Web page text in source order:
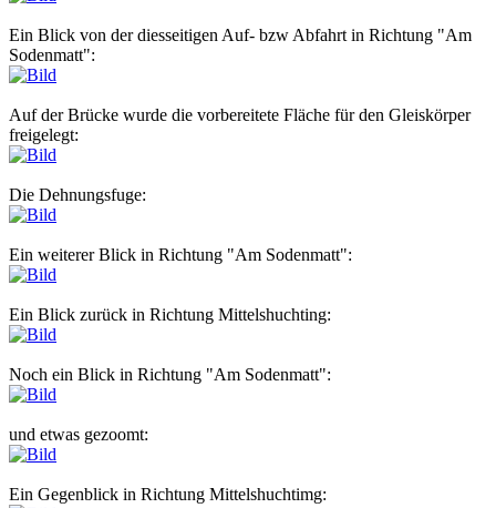
Ein Blick von der diesseitigen Auf- bzw Abfahrt in Richtung "Am
Sodenmatt":
Auf der Brücke wurde die vorbereitete Fläche für den Gleiskörper
freigelegt:
Die Dehnungsfuge:
Ein weiterer Blick in Richtung "Am Sodenmatt":
Ein Blick zurück in Richtung Mittelshuchting:
Noch ein Blick in Richtung "Am Sodenmatt":
und etwas gezoomt:
Ein Gegenblick in Richtung Mittelshuchtimg: